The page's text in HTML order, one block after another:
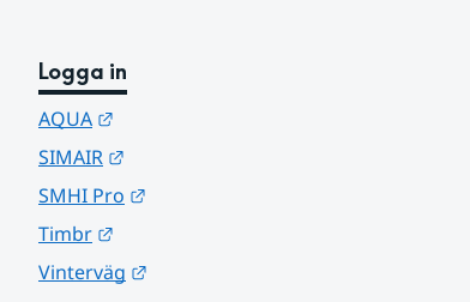
Logga in
AQUA
SIMAIR
SMHI Pro
Timbr
Vinterväg